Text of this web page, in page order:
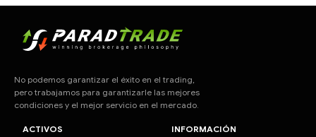
No podemos garantizar el éxito en el trading,
pero trabajamos para garantizarle las mejores
condiciones y el mejor servicio en el mercado.
ACTIVOS INFORMACIÓN